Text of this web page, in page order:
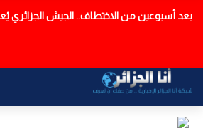
عاجل
بعد أسبوعين من الاختطاف.. الجيش الجزائري